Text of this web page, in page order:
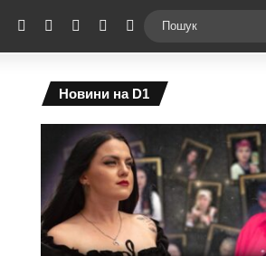
Facebook YouTubeInstagramTelegramSwitch skin
Новини на D1